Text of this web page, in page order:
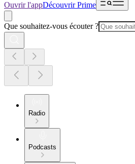
Ouvrir l'appDécouvrir Prime
Que souhaitez-vous écouter ?
Radio
Podcasts